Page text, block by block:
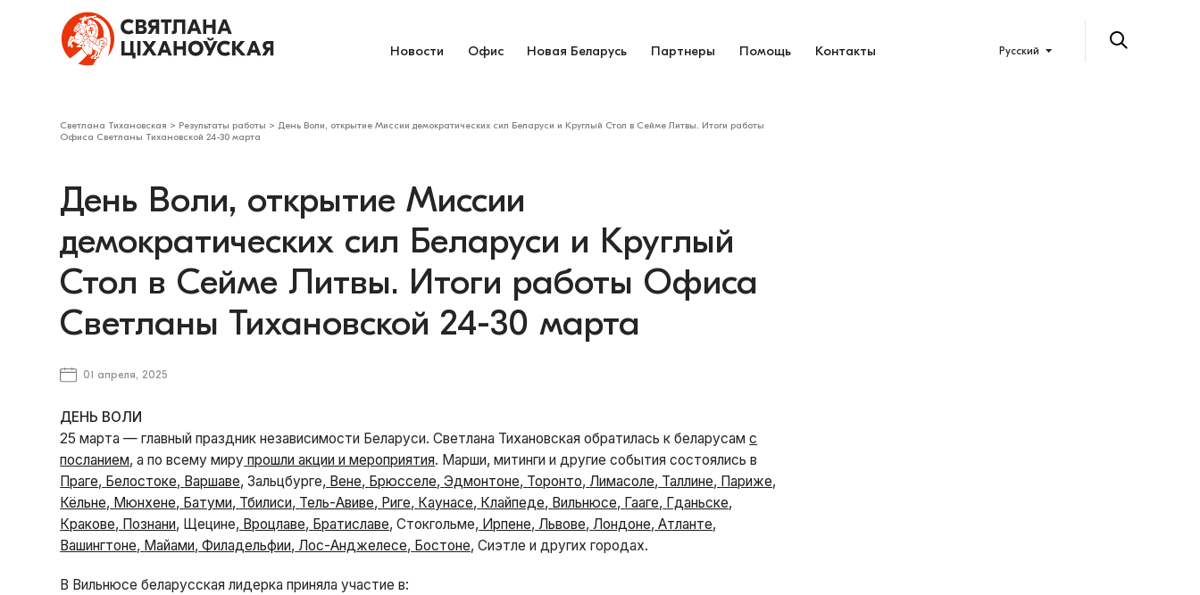
Новости Офис Новая Беларусь Партнеры Помощь Контакты Русский
Светлана Тихановская > Результаты работы > День Воли, открытие Миссии демократических сил Беларуси и Круглый Стол в Сейме Литвы. Итоги работы
Офиса Светланы Тихановской 24-30 марта
День Воли, открытие Миссии
демократических сил Беларуси и Круглый
Стол в Сейме Литвы. Итоги работы Офиса
Светланы Тихановской 24-30 марта
01 апреля, 2025
ДЕНЬ ВОЛИ
25 марта — главный праздник независимости Беларуси. Светлана Тихановская обратилась к беларусамс
посланием, а по всему миру прошли акции и мероприятия. Марши, митинги и другие события состоялись в
Праге, Белостоке, Варшаве, Зальцбурге, Вене, Брюсселе, Эдмонтоне, Торонто, Лимасоле, Таллине, Париже,
Кёльне, Мюнхене, Батуми, Тбилиси, Тель-Авиве, Риге, Каунасе, Клайпеде, Вильнюсе, Гааге, Гданьске,
Кракове, Познани, Щецине, Вроцлаве, Братиславе, Стокгольме, Ирпене, Львове, Лондоне, Атланте,
Вашингтоне, Майами, Филадельфии, Лос-Анджелесе, Бостоне, Сиэтле и других городах.
В Вильнюсе беларусская лидерка приняла участие в: